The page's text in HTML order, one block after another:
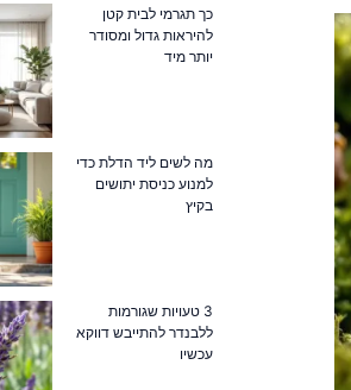
כך תגרמי לבית קטן
להיראות גדול ומסודר
יותר מיד
מה לשים ליד הדלת כדי
למנוע כניסת יתושים
בקיץ
3 טעויות שגורמות
ללבנדר להתייבש דווקא
עכשיו